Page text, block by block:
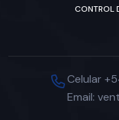
CONTROL
Celular
Email: